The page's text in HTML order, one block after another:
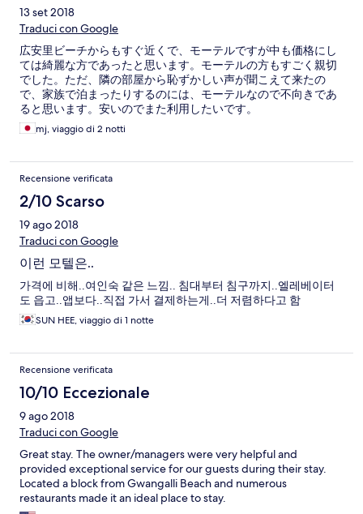
13 set 2018
Traduci con Google
広安里ビーチからもすぐ近くで、モーテルですが中も価格にし
ては綺麗な方であったと思います。モーテルの方もすごく親切
でした。ただ、隣の部屋から恥ずかしい声が聞こえて来たの
で、家族で泊まったりするのには、モーテルなので不向きであ
ると思います。安いのでまた利用したいです。
mj, viaggio di 2 notti
Recensione verificata
2/10 Scarso
19 ago 2018
Traduci con Google
이런 모텔은..
가격에 비해..여인숙 같은 느낌.. 침대부터 침구까지..엘레베이터
도 읍고..앱보다..직접 가서 결제하는게..더 저렴하다고 함
SUN HEE, viaggio di 1 notte
Recensione verificata
10/10 Eccezionale
9 ago 2018
Traduci con Google
Great stay. The owner/managers were very helpful and
provided exceptional service for our guests during their stay.
Located a block from Gwangalli Beach and numerous
restaurants made it an ideal place to stay.